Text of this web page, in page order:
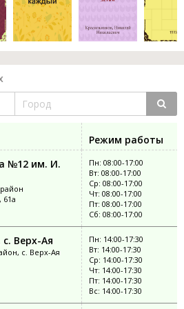
Режим работы
№12 им. И.
61а
Пн: 08:00-17:00
Вт: 08:00-17:00
Ср: 08:00-17:00
Чт: 08:00-17:00
Пт: 08:00-17:00
Сб: 08:00-17:00
Верх-Ая
с. Верх-Ая
Пн: 14:00-17:30
Вт: 14:00-17:30
Ср: 14:00-17:30
Чт: 14:00-17:30
Пт: 14:00-17:30
Вс: 14:00-17:30